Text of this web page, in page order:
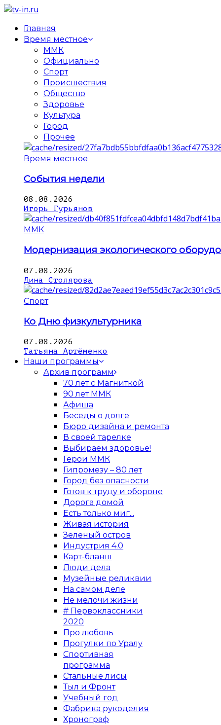
Главная
Время местное
ММК
Официально
Спорт
Происшествия
Общество
Здоровье
Культура
Город
Прочее
Время местное
События недели
08.08.2026
Игорь Гурьянов
ММК
Модернизация экологического
07.08.2026
Дина Столярова
Спорт
Ко Дню физкультурника
07.08.2026
Татьяна Артёменко
Наши программы
Архив программ
70 лет с Магниткой
90 лет ММК
Афиша
Беседы о долге
Бюро дизайна и ремонта
В своей тарелке
Выбираем здоровье!
Герои ММК
Гипромезу – 80 лет
Город без опасности
Готов к труду и обороне
Дорога домой
Есть только миг...
Живая история
Зеленый остров
Индустрия 4.0
Карт-бланш
Люди дела
Музейные реликвии
На самом деле
Не мелочи жизни
# Первоклассники
2020
Про любовь
Прогулки по Уралу
Спортивная
программа
Стальные лисы
Тыл и Фронт
Учебный год
Фабрика рукоделия
Хронограф